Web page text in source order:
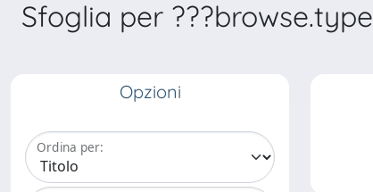
Sfoglia per
Opzioni
Ordina per: